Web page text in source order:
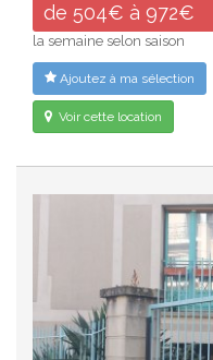
de 504€ à 972€
la semaine selon saison
Ajoutez à ma sélection
Voir cette location